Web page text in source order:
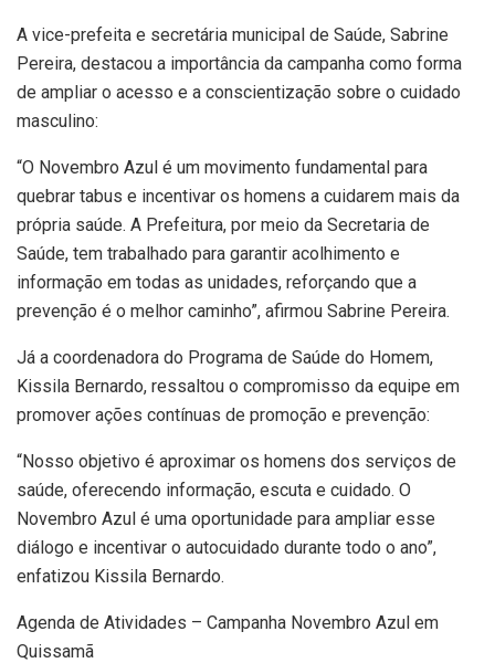
A vice-prefeita e secretária municipal de Saúde, Sabrine
Pereira, destacou a importância da campanha como forma
de ampliar o acesso e a conscientização sobre o cuidado
masculino:
“O Novembro Azul é um movimento fundamental para
quebrar tabus e incentivar os homens a cuidarem mais da
própria saúde. A Prefeitura, por meio da Secretaria de
Saúde, tem trabalhado para garantir acolhimento e
informação em todas as unidades, reforçando que a
prevenção é o melhor caminho”, afirmou Sabrine Pereira.
Já a coordenadora do Programa de Saúde do Homem,
Kissila Bernardo, ressaltou o compromisso da equipe em
promover ações contínuas de promoção e prevenção:
“Nosso objetivo é aproximar os homens dos serviços de
saúde, oferecendo informação, escuta e cuidado. O
Novembro Azul é uma oportunidade para ampliar esse
diálogo e incentivar o autocuidado durante todo o ano”,
enfatizou Kissila Bernardo.
Agenda de Atividades – Campanha Novembro Azul em
Quissamã